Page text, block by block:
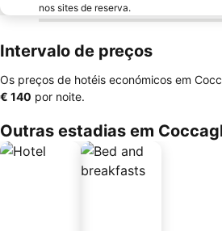
nos sites de reserva.
Intervalo de preços
Os preços de hotéis económicos em
‎€ 140 por noite.
Outras estadias em